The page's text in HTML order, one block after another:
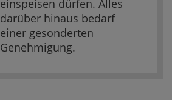
einspeisen dürfen. Alles
darüber hinaus bedarf
einer gesonderten
Genehmigung.